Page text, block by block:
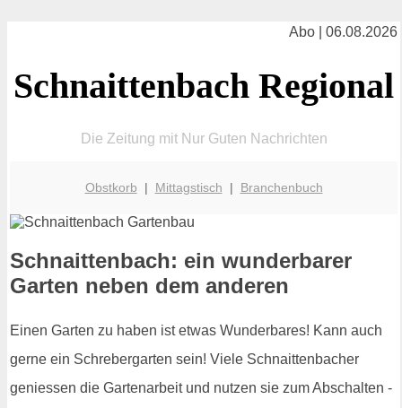
Abo | 06.08.2026
Schnaittenbach Regional
Die Zeitung mit Nur Guten Nachrichten
Obstkorb | Mittagstisch | Branchenbuch
Schnaittenbach: ein wunderbarer
Garten neben dem anderen
Einen Garten zu haben ist etwas Wunderbares! Kann auch
gerne ein Schrebergarten sein! Viele Schnaittenbacher
geniessen die Gartenarbeit und nutzen sie zum Abschalten -